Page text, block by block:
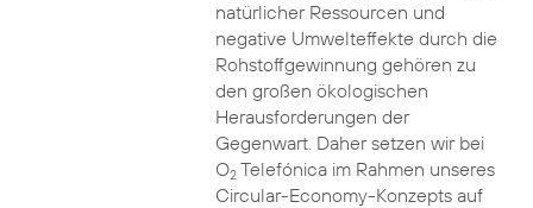
natürlicher Ressourcen und
negative Umwelteffekte durch die
Rohstoffgewinnung gehören zu
den großen ökologischen
Herausforderungen der
Gegenwart. Daher setzen wir bei
O2Telefónica im Rahmen unseres
Circular-Economy-Konzepts auf